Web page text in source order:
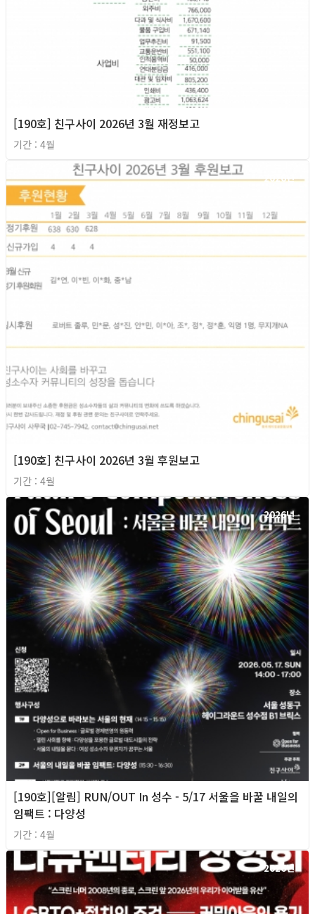
[190호] 친구사이 2026년 3월 재정보고
기간 : 4월
2026년
[190호] 친구사이 2026년 3월 후원보고
기간 : 4월
2026년
[190호][알림] RUN/OUT In 성수 - 5/17 서울을 바꿀 내일의
임팩트 : 다양성
기간 : 4월
2026년